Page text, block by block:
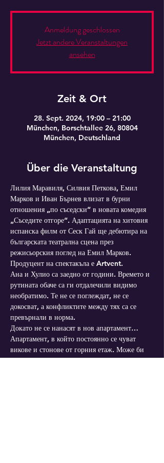
Anmeldung geschlossen
Jetzt andere Veranstaltungen
ansehen
Zeit & Ort
28. Sept. 2024, 19:00 – 21:00
München, Borschtallee 26, 80804
München, Deutschland
Über die Veranstaltung
Лилия Маравиля, Силвия Петкова, Емил
Марков и Иван Бърнев влизат в бурни
отношения „по съседски“ в новата комедия
„Съседите отгоре“. Адаптацията на хитовия
испанска филм от Сеск Гай ще дебютира на
българската театрална сцена през
режисьорския поглед на Емил Марков.
Продуцент на спектакъла е Artvent.
Ана и Хулио са заедно от години. Времето и
рутината обаче са ги отдалечили видимо
необратимо. Те не се поглеждат, не се
докосват, а конфликтите между тях са се
превърнали в норма.
Докато не се нанасят в нов апартамент…
Апартамент, в който постоянно се чуват
викове и стонове от горния етаж. Може би
от ревност, може би от завист и копнеж за